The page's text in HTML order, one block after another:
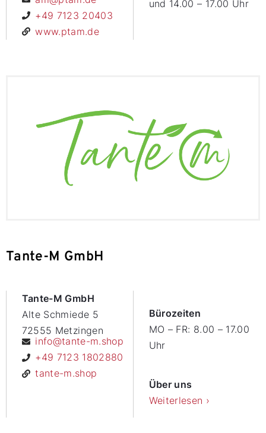
+49 7123 20403
www.ptam.de
und 14.00 – 17.00 Uhr
Tante-M GmbH
Tante-M GmbH
Alte Schmiede 5
72555 Metzingen
info@tante-m.shop
+49 7123 1802880
tante-m.shop
Bürozeiten
MO – FR: 8.00 – 17.00
Uhr
Über uns
Weiterlesen ›